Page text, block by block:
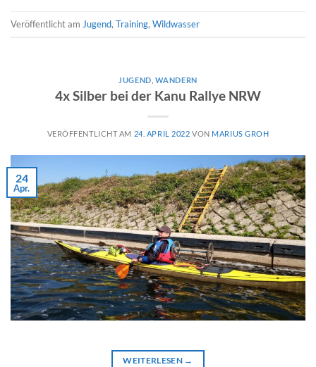
Veröffentlicht am Jugend, Training, Wildwasser
JUGEND WANDERN
4x Silber bei der Kanu Rallye NRW
VERÖFFENTLICHT AM 24. APRIL 2022 VON MARIUS GROH
24
Apr.
WEITERLESEN →